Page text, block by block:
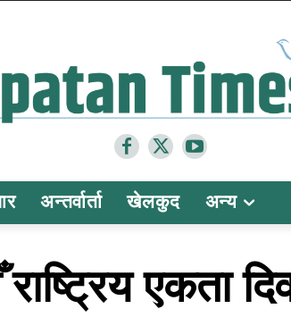
अन्तर्वार्ता खेलकुद अन्य
एकता